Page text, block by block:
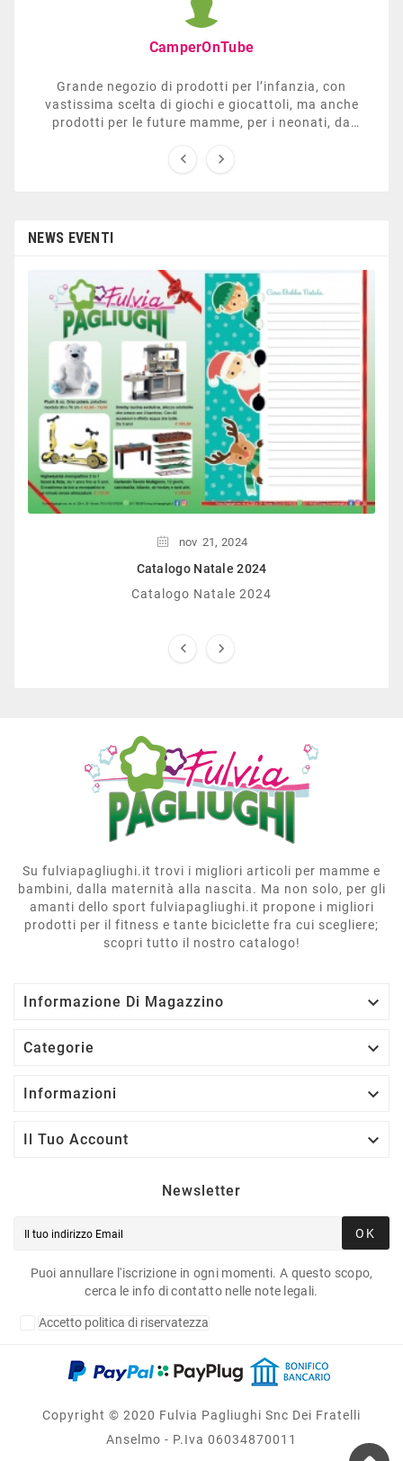
CamperOnTube
Grande negozio di prodotti per l’infanzia, con
vastissima scelta di giochi e giocattoli, ma anche
prodotti per le future mamme, per i neonati, da
sezione dedicata all’arredo giardino, giochi all’aperto,
 
NEWS EVENTI
nov 21, 2024
Catalogo Natale 2024
Catalogo Natale 2024
 
Su fulviapagliughi.it trovi i migliori articoli per mamme e
bambini, dalla maternità alla nascita. Ma non solo, per gli
amanti dello sport fulviapagliughi.it propone i migliori
prodotti per il fitness e tante biciclette fra cui scegliere;
scopri tutto il nostro catalogo!
Informazione Di Magazzino 
Categorie 
Informazioni 
Il Tuo Account 
Newsletter
OK
Puoi annullare l'iscrizione in ogni momenti. A questo scopo,
cerca le info di contatto nelle note legali.
Accetto politica di riservatezza
Copyright © 2020 Fulvia Pagliughi Snc Dei Fratelli
Anselmo - P.Iva 06034870011